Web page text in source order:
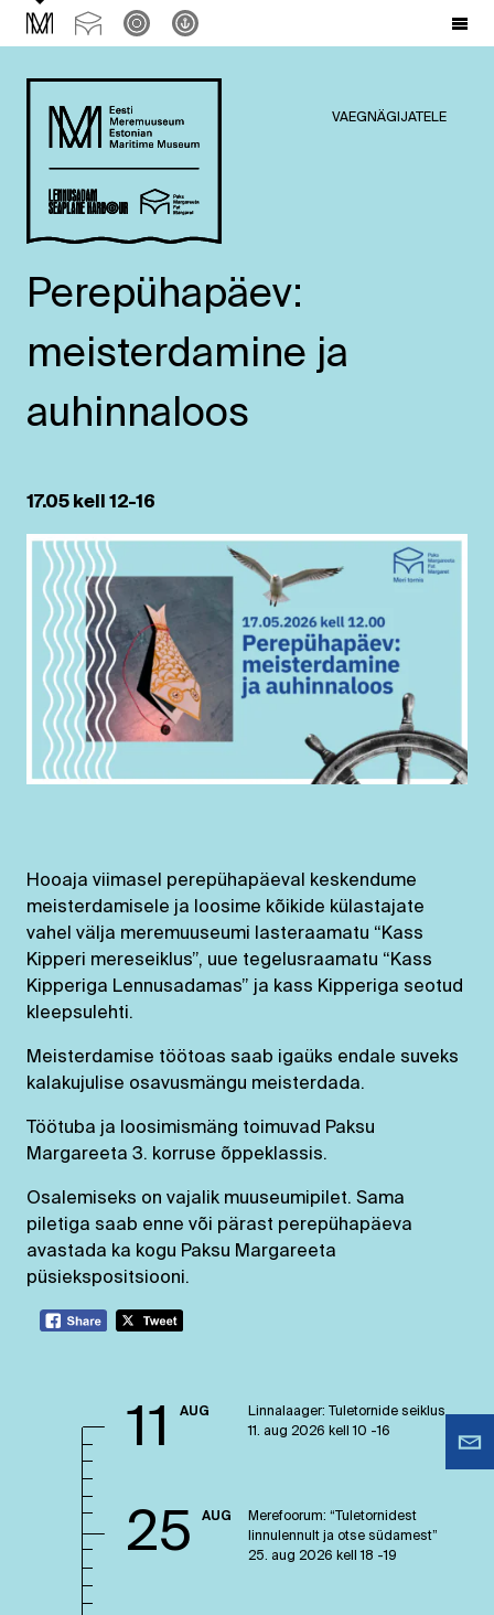
VAEGNÄGIJATELE
Perepühapäev:
meisterdamine ja
auhinnaloos
17.05 kell 12-16
Hooaja viimasel perepühapäeval keskendume
meisterdamisele ja loosime kõikide külastajate
vahel välja meremuuseumi lasteraamatu “Kass
Kipperi mereseiklus”, uue tegelusraamatu “Kass
Kipperiga Lennusadamas” ja kass Kipperiga seotud
kleepsulehti.
Meisterdamise töötoas saab igaüks endale suveks
kalakujulise osavusmängu meisterdada.
Töötuba ja loosimismäng toimuvad Paksu
Margareeta 3. korruse õppeklassis.
Osalemiseks on vajalik muuseumipilet. Sama
piletiga saab enne või pärast perepühapäeva
avastada ka kogu Paksu Margareeta
püsiekspositsiooni.
11 AUG
Linnalaager: Tuletornide seiklus
11. aug 2026 kell 10 -16
25 AUG
Merefoorum: “Tuletornidest
linnulennult ja otse südamest”
25. aug 2026 kell 18 -19